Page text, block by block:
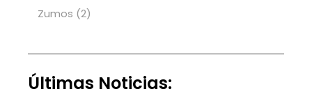
Zumos (2)
Últimas Noticias: